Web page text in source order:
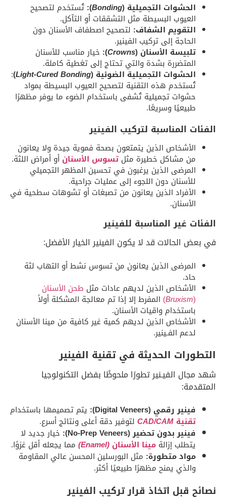
الحشوات التجميلية (Bonding
): تُستخدم لتصحيح
العيوب البسيطة مثل التشققات أو التآكل.
التقويم الشفاف: لتصحيح اصطفاف الأسنان دون
الحاجة إلى تركيب الفينير.
تلبيسة الأسنان (Crowns
): خيار مناسب للأسنان
المتضررة بشدة والتي تحتاج إلى تغطية كاملة.
الحشوات التجميلية الضوئية (Light-Cured Bonding
)
:
تُستخدم هذه التقنية لتصحيح العيوب البسيطة بمواد
حشوات تجميلية تُشفى باستخدام الضوء ما يوفر مظهرًا
طبيعيًا وسريعًا.
الفئات المناسبة لتركيب الفينير
الأشخاص الذين يتمتعون بصحة فموية جيدة ولا يعانون
من مشاكل خطيرة مثل تسوس الأسنان أو أمراض اللثة.
المرضى الذين يرغبون في تحسين المظهر التجميلي
للأسنان دون اللجوء إلى عمليات جراحية.
الأفراد الذين يعانون من تصبغات أو تشوهات سطحية في
الأسنان.
الفئات غير المناسبة للفينير
في بعض الحالات قد لا يكون الفينير الخيار الأفضل:
المرضى الذين يعانون من تسوس نشط أو التهاب لثة
حاد.
الأشخاص الذين لديهم عادات مثل طحن الأسنان
(
Bruxism
) المفرط إلا إذا تم معالجة المشكلة أولاً
باستخدام واقيات الأسنان.
الأشخاص الذين لديهم كمية غير كافية من مينا الأسنان
لدعم الفـينير.
التطورات الحديثة في تقنية الفينير
شهد مجال الفيـنير تطورًا ملحوظًا بفضل التكنولوجيا
المتقدمة:
فينير رقمي (Digital Veneers): يتم تصميمها باستخدام
تقنية CAD/CAM لتوفير دقة أعلى ونتائج أسرع.
فينير بدون تحضير (No-Prep Veneers): خيار جديد لا
يتطلب إزالة مينا الأسنان (Enamel) مما يجعله أقل غزوًا.
مواد متطورة: مثل البورسلين المحسن عالي المقاومة
والذي يمنح مظهرًا طبيعيًا أكثر.
نصائح قبل اتخاذ قرار تركيب الفينير